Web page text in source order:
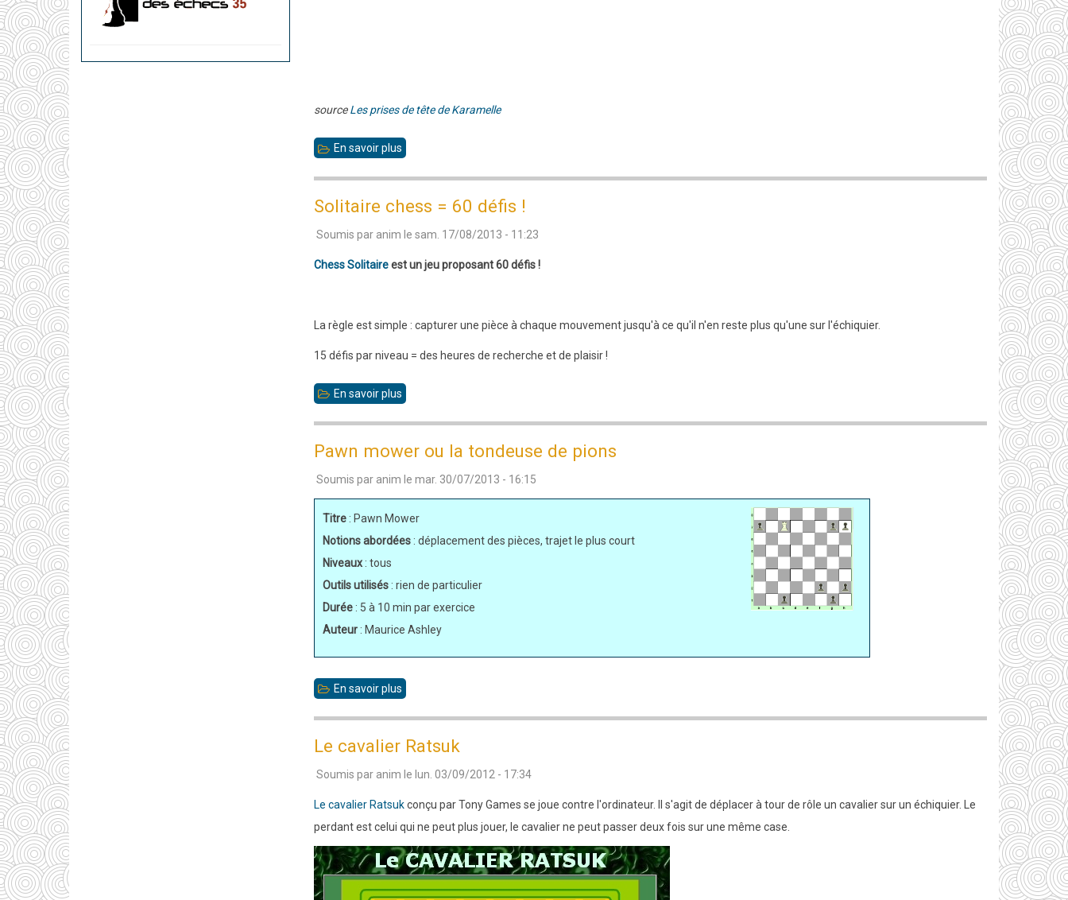
sourceLes prises de tête de Karamelle
En savoir plus
Cavaliers
changent
de
Solitaire chess = 60 défis !
Soumis par anim le sam. 17/08/2013 - 11:23
Chess Solitaireest un jeu proposant 60 défis !
La règle est simple : capturer une pièce à chaque mouvement jusqu'à ce qu'il n'en reste plus qu'une sur l'échiquier.
15 défis par niveau = des heures de recherche et de plaisir !
En savoir plus
=
60
Pawn mower ou la tondeuse de pions
Soumis par anim le mar. 30/07/2013 - 16:15
Titre : Pawn Mower
Notions abordées: déplacement des pièces, trajet le plus court
Niveaux : tous
Outils utilisés: rien de particulier
Durée: 5 à 10 min par exercice
Auteur: Maurice Ashley
En savoir plus
ou
la
tondeuse
de
pions
Le cavalier Ratsuk
Soumis par anim le lun. 03/09/2012 - 17:34
Le cavalier Ratsukconçu par Tony Games se joue contre l'ordinateur. Il s'agit de déplacer à tour de rôle un cavalier sur un échiquier. Le
perdant est celui qui ne peut plus jouer, le cavalier ne peut passer deux fois sur une même case.